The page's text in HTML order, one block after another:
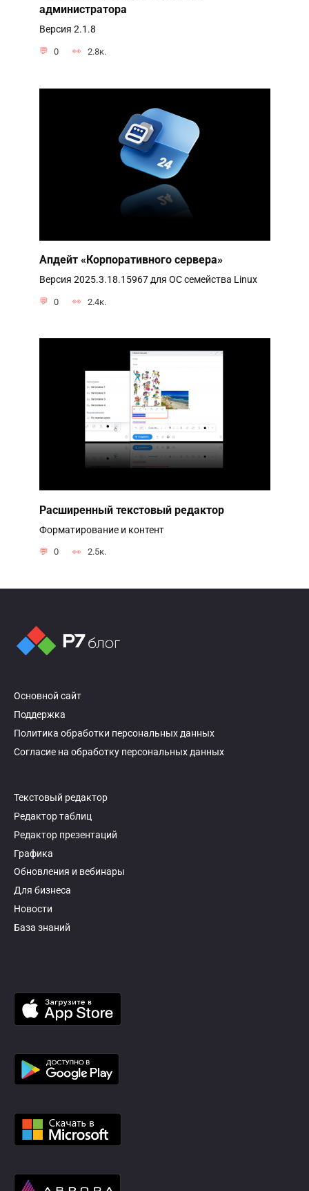
администратора
Версия 2.1.8
0 2.8к.
Апдейт «Корпоративного сервера»
Версия 2025.3.18.15967 для ОС семейства Linux
0 2.4к.
Расширенный текстовый редактор
Форматирование и контент
0 2.5к.
Основной сайт
Поддержка
Политика обработки персональных данных
Согласие на обработку персональных данных
Текстовый редактор
Редактор таблиц
Редактор презентаций
Графика
Обновления и вебинары
Для бизнеса
Новости
База знаний